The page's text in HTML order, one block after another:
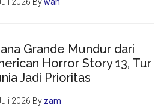
Grande Mundur dari
Horror Story 13, Tur
Jadi Prioritas
2026 By zam